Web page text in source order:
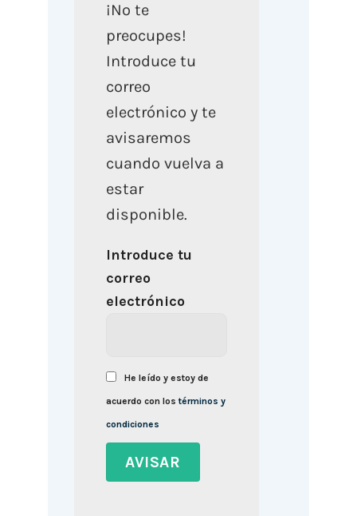
¡No te
preocupes!
Introduce tu
correo
electrónico y te
avisaremos
cuando vuelva a
estar
disponible.
Introduce tu
correo
electrónico
He leído y estoy de
acuerdo con lostérminos y
condiciones